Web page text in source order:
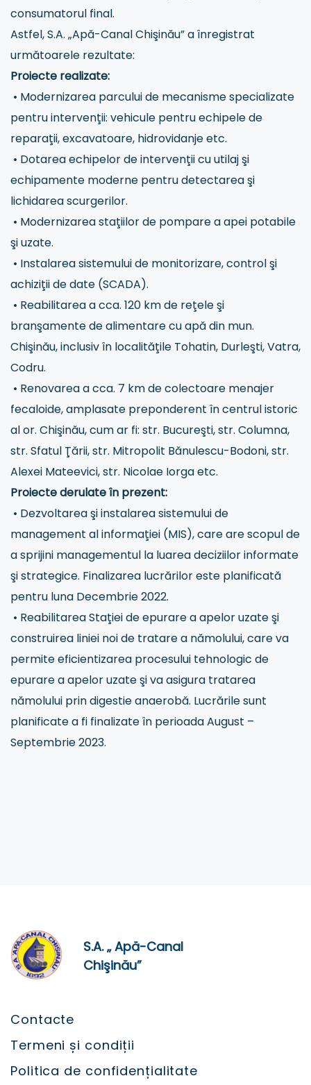
consumatorul final.
Astfel, S.A. „Apă-Canal Chişinău” a înregistrat
următoarele rezultate:
Proiecte realizate:
• Modernizarea parcului de mecanisme specializate
pentru intervenţii: vehicule pentru echipele de
reparaţii, excavatoare, hidrovidanje etc.
• Dotarea echipelor de intervenţii cu utilaj şi
echipamente moderne pentru detectarea şi
lichidarea scurgerilor.
• Modernizarea staţiilor de pompare a apei potabile
şi uzate.
• Instalarea sistemului de monitorizare, control şi
achiziţii de date (SCADA).
• Reabilitarea a cca. 120 km de reţele şi
branşamente de alimentare cu apă din mun.
Chişinău, inclusiv în localităţile Tohatin, Durleşti, Vatra,
Codru.
• Renovarea a cca. 7 km de colectoare menajer
fecaloide, amplasate preponderent în centrul istoric
al or. Chişinău, cum ar fi: str. Bucureşti, str. Columna,
str. Sfatul Ţării, str. Mitropolit Bănulescu-Bodoni, str.
Alexei Mateevici, str. Nicolae Iorga etc.
Proiecte derulate în prezent:
• Dezvoltarea şi instalarea sistemului de
management al informaţiei (MIS), care are scopul de
a sprijini managementul la luarea deciziilor informate
şi strategice. Finalizarea lucrărilor este planificată
pentru luna Decembrie 2022.
• Reabilitarea Staţiei de epurare a apelor uzate şi
construirea liniei noi de tratare a nămolului, care va
permite eficientizarea procesului tehnologic de
epurare a apelor uzate şi va asigura tratarea
nămolului prin digestie anaerobă. Lucrările sunt
planificate a fi finalizate în perioada August –
Septembrie 2023.
S.A. „ Apă-Canal
Chişinău”
Contacte
Termeni și condiții
Politica de confidențialitate